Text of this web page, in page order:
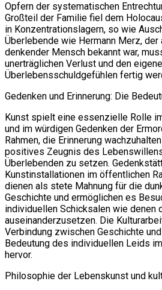
Opfern der systematischen
Großteil der Familie fiel dem
in Konzentrationslagern, so wie
Überlebende wie Hermann Merz,
denkender Mensch bekannt war,
unerträglichen Verlust und den
Überlebensschuldgefühlen fertig
Gedenken und Erinnerung: Die
Kunst spielt eine essenzielle Rolle
und im würdigen Gedenken der
Rahmen, die Erinnerung
positives Zeugnis des
Überlebenden zu setzen.
Kunstinstallationen im öffentlichen
dienen als stete Mahnung für die
Geschichte und ermöglichen es
individuellen Schicksalen wie denen
auseinanderzusetzen. Die
Verbindung zwischen Geschichte
Bedeutung des individuellen Leids
hervor.
Philosophie der Lebenskunst und